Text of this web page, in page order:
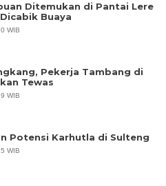
Ditemukan di Pantai Lere
Buaya
WIB
Pekerja Tambang di
Tewas
WIB
Potensi Karhutla di Sulteng
WIB